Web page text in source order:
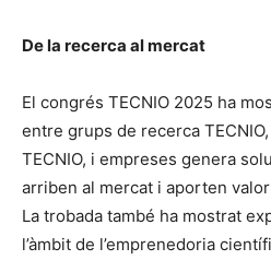
De la recerca al mercat
El congrés TECNIO 2025 ha
entre grups de recerca
TECNIO, i empreses genera
arriben al mercat i aporten
La trobada també ha mostrat
l’àmbit de l’emprenedoria